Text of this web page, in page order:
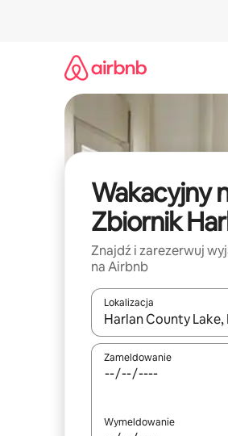
Wakacyjny
Zbiornik
Znajdź i zarezerwuj
na Airbnb
Lokalizacja
Gdy wyniki będą
Zameldowanie
Wymeldowanie